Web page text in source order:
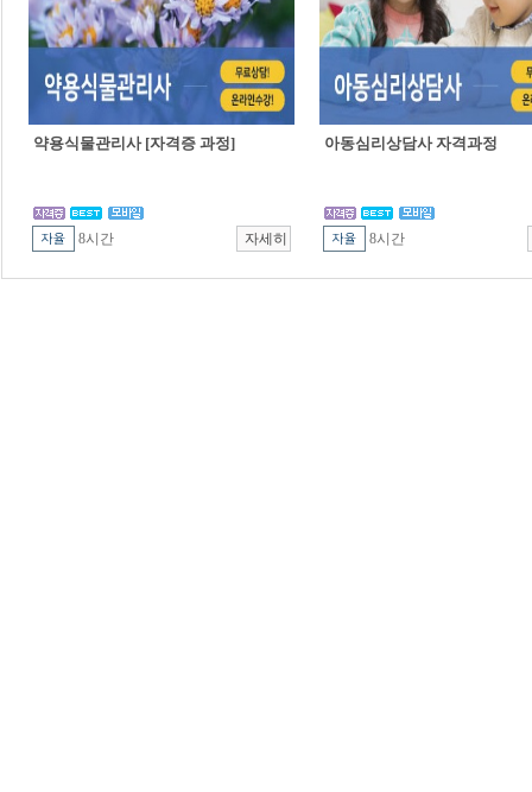
약용식물관리사 [자격증 과정]
8시간
아동심리상담사 자격과정
8시간